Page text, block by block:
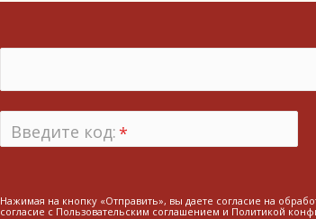
Введите код:*
Нажимая на кнопку «Отправить», вы даете согласие на
согласие с Пользовательским соглашением и Политикой